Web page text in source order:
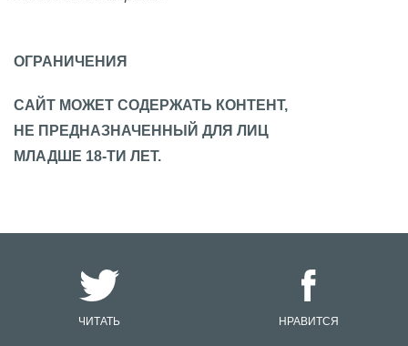
ОГРАНИЧЕНИЯ
САЙТ МОЖЕТ СОДЕРЖАТЬ КОНТЕНТ,
НЕ ПРЕДНАЗНАЧЕННЫЙ ДЛЯ ЛИЦ
МЛАДШЕ 18-ТИ ЛЕТ.
ЧИТАТЬ НРАВИТСЯ